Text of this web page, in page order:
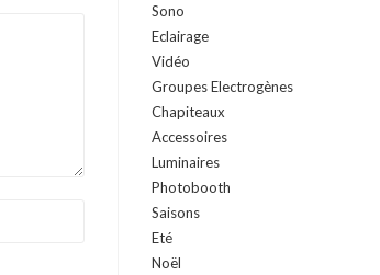
Sono
Eclairage
Vidéo
Groupes Electrogènes
Chapiteaux
Accessoires
Luminaires
Photobooth
Saisons
Eté
Noël